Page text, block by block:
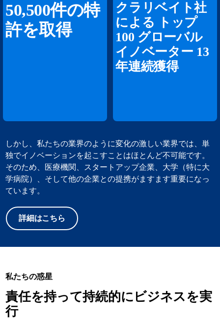
50,500件の特
許を取得
クラリベイト社
による トップ
100 グローバル
イノベーター 13
年連続獲得
しかし、私たちの業界のように変化の激しい業界では、単
独でイノベーションを起こすことはほとんど不可能です。
そのため、医療機関、スタートアップ企業、大学（特に大
学病院）、そして他の企業との提携がますます重要になっ
ています。
詳細はこちら
私たちの惑星
責任を持って持続的にビジネスを実
行